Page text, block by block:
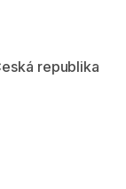
republika